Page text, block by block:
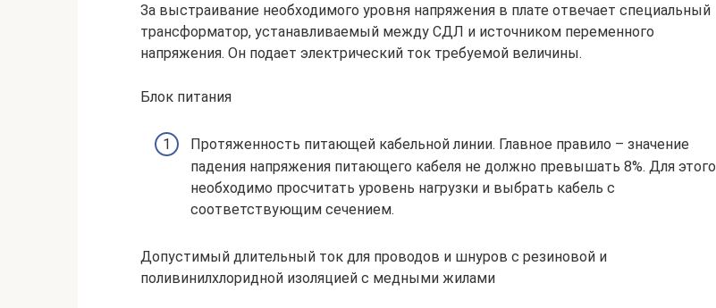
За выстраивание необходимого уровня напряжения в плате отвечает специальный
трансформатор, устанавливаемый между СДЛ и источником переменного
напряжения. Он подает электрический ток требуемой величины.
Блок питания
Протяженность питающей кабельной линии. Главное правило – значение
падения напряжения питающего кабеля не должно превышать 8%. Для этого
необходимо просчитать уровень нагрузки и выбрать кабель с
соответствующим сечением.
Допустимый длительный ток для проводов и шнуров с резиновой и
поливинилхлоридной изоляцией с медными жилами